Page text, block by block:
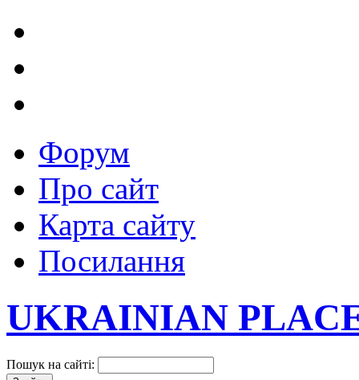
Форум
Про сайт
Карта сайту
Посилання
UKRAINIAN
Пошук на сайті: